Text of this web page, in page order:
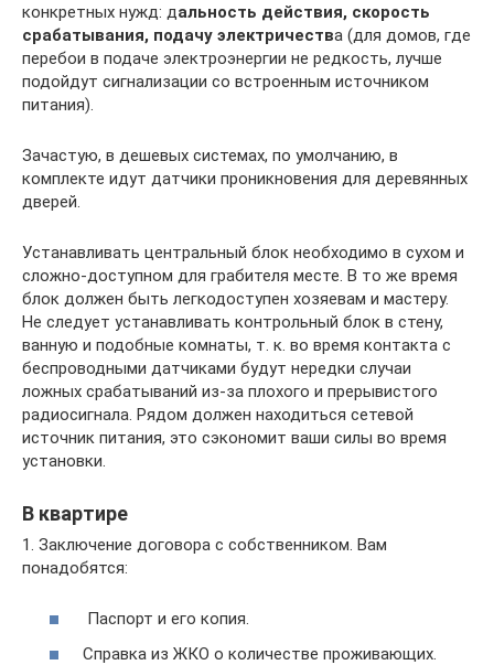
конкретных нужд: дальность действия, скорость
срабатывания, подачу электричества (для домов, где
перебои в подаче электроэнергии не редкость, лучше
подойдут сигнализации со встроенным источником
питания).
Зачастую, в дешевых системах, по умолчанию, в
комплекте идут датчики проникновения для деревянных
дверей.
Устанавливать центральный блок необходимо в сухом и
сложно-доступном для грабителя месте. В то же время
блок должен быть легкодоступен хозяевам и мастеру.
Не следует устанавливать контрольный блок в стену,
ванную и подобные комнаты, т. к. во время контакта с
беспроводными датчиками будут нередки случаи
ложных срабатываний из-за плохого и прерывистого
радиосигнала. Рядом должен находиться сетевой
источник питания, это сэкономит ваши силы во время
установки.
В квартире
1. Заключение договора с собственником. Вам
понадобятся:
Паспорт и его копия.
Справка из ЖКО о количестве проживающих.